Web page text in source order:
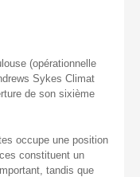
(opérationnelle
Sykes Climat
de son sixième
occupe une position
constituent un
tandis que